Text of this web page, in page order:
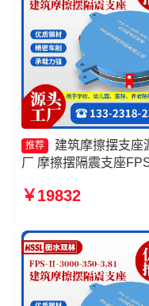
推荐
建筑摩擦摆支座
厂 摩擦摆隔震支座
摆隔震支座厂家 摩擦
厂家
￥19832